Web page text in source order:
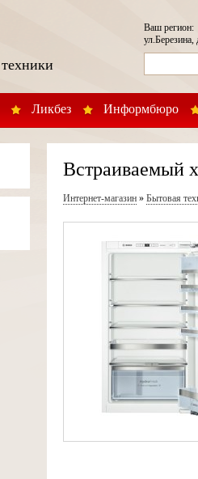
Ликбез Информбюро
Ваш
Встраиваемый
Интернет-магазин »Бытовая